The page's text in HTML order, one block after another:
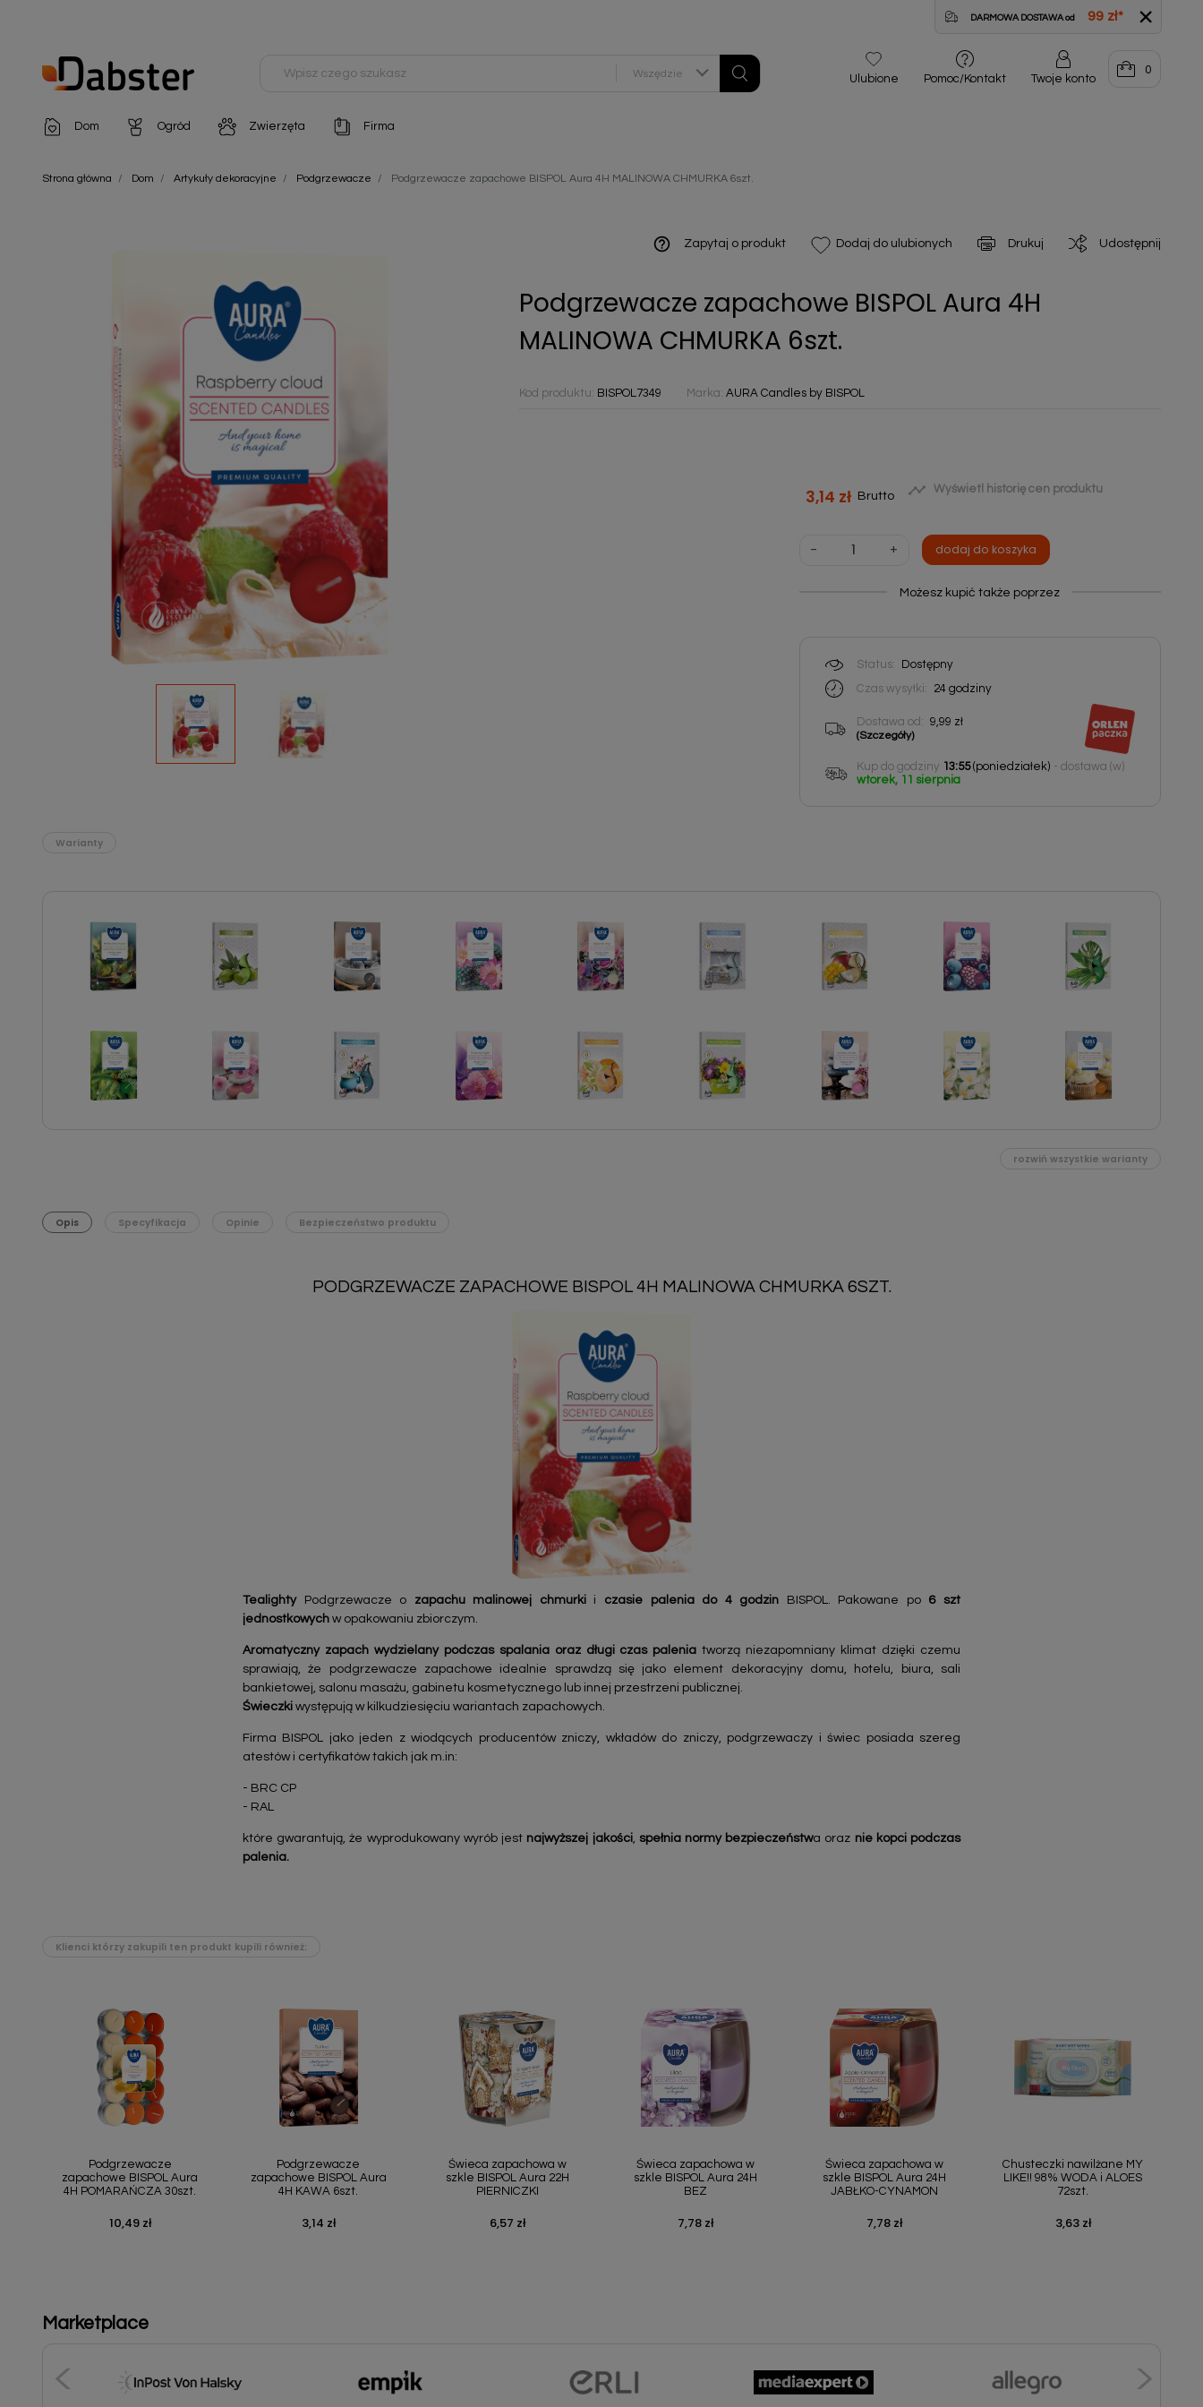
DARMOWA DOSTAWA od 99 zł*
Wszędzie Ulubione Pomoc/Kontakt Twoje konto
0
Dom
Artykuły dekoracyjne
Artykuły opakowaniowe
Chemia gospodarcza
Zobacz wszystkie
Ogród
Chemia do architektury ogrodowej
Odstraszacze zwierząt
Nawozy i preparaty
Narzędzia ogrodnicze
Pozostałe
Środki ochrony roślin
Środki ochrony roślin dla profesjonalistów
Zobacz wszystkie
Zwierzęta
Szampony i odżywki
Zobacz wszystkie
Firma
Artykuły Higieniczne
Strona główna Dom Artykuły dekoracyjne Podgrzewacze Podgrzewacze zapachowe BISPOL Aura 4H MALINOWA CHMURKA 6szt.
help_outline Zapytaj o produkt Dodaj do ulubionych Drukuj Udostępnij
Podgrzewacze zapachowe BISPOL Aura 4H
MALINOWA CHMURKA 6szt.
Kod produktu: BISPOL7349 Marka:AURA Candles by BISPOL
3,14 zł Brutto  Wyświetl historię cen produktu
- + dodaj do koszyka
Możesz kupić także poprzez
Status:
Dostępny
Czas wysyłki:
24 godziny
Dostawa od: 9,99 zł
(Szczegóły)
Kup do godziny 13:55(poniedziałek) - dostawa (w)
wtorek, 11 sierpnia
Warianty
rozwiń wszystkie warianty
Opis Specyfikacja Opinie Bezpieczeństwo produktu
PODGRZEWACZE ZAPACHOWE BISPOL 4H MALINOWA CHMURKA 6SZT.
TealightyPodgrzewacze o zapachu malinowej chmurki i czasie palenia do 4 godzin BISPOL. Pakowane po 6 szt
jednostkowych w opakowaniu zbiorczym.
Aromatyczny zapach wydzielany podczas spalania oraz długi czas palenia tworzą niezapomniany klimat dzięki czemu
sprawiają, że podgrzewacze zapachowe idealnie sprawdzą się jako element dekoracyjny domu, hotelu, biura, sali
bankietowej, salonu masażu, gabinetu kosmetycznego lub innej przestrzeni publicznej.
Świeczki występują w kilkudziesięciu wariantach zapachowych.
Firma BISPOL jako jeden z wiodących producentów zniczy, wkładów do zniczy, podgrzewaczy i świec posiada szereg
atestów i certyfikatów takich jak m.in:
- BRC CP
- RAL
które gwarantują, że wyprodukowany wyrób jest najwyższej jakości, spełnia normy bezpieczeństwa oraz nie kopci podczas
palenia.
Klienci którzy zakupili ten produkt kupili również:
Podgrzewacze
zapachowe BISPOL Aura
4H POMARAŃCZA 30szt.
Cena
10,49 zł
Podgrzewacze
zapachowe BISPOL Aura
4H KAWA 6szt.
Cena
3,14 zł
Świeca zapachowa w
szkle BISPOL Aura 22H
PIERNICZKI
Cena
6,57 zł
Świeca zapachowa w
szkle BISPOL Aura 24H
BEZ
Cena
7,78 zł
Świeca zapachowa w
szkle BISPOL Aura 24H
JABŁKO-CYNAMON
Cena
7,78 zł
Chusteczki nawilżane MY
LIKE!! 98% WODA i ALOES
72szt.
Cena
3,63 zł
Marketplace